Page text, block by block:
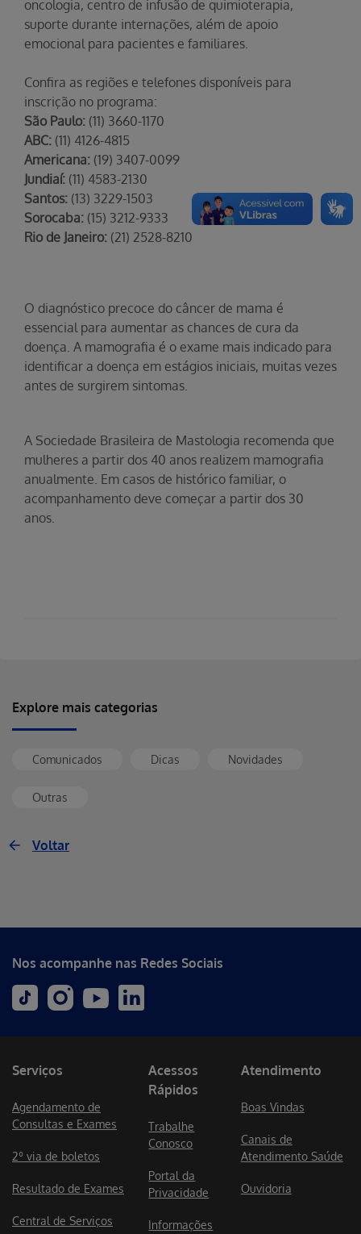
oncologia, centro de infusão de quimioterapia,
suporte durante internações, além de apoio
emocional para pacientes e familiares.
Confira as regiões e telefones disponíveis para
inscrição no programa:
São Paulo: (11) 3660-1170
ABC: (11) 4126-4815
Americana: (19) 3407-0099
Jundiaí: (11) 4583-2130
Santos: (13) 3229-1503
Sorocaba: (15) 3212-9333
Rio de Janeiro: (21) 2528-8210
O diagnóstico precoce do câncer de mama é
essencial para aumentar as chances de cura da
doença. A mamografia é o exame mais indicado para
identificar a doença em estágios iniciais, muitas vezes
antes de surgirem sintomas.
A Sociedade Brasileira de Mastologia recomenda que
mulheres a partir dos 40 anos realizem mamografia
anualmente. Em casos de histórico familiar, o
acompanhamento deve começar a partir dos 30
anos.
Explore mais categorias
Comunicados Dicas Novidades
Outras
Voltar
Nos acompanhe nas Redes Sociais
Serviços
Agendamento de
Consultas e Exames
2º via de boletos
Resultado de Exames
Central de Serviços
Acessos
Rápidos
Trabalhe
Conosco
Portal da
Privacidade
Informações
Atendimento
Boas Vindas
Canais de
Atendimento Saúde
Ouvidoria